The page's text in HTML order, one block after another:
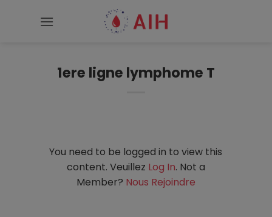
1ere ligne lymphome T
You need to be logged in to view this
content. Veuillez Log In. Not a
Member? Nous Rejoindre